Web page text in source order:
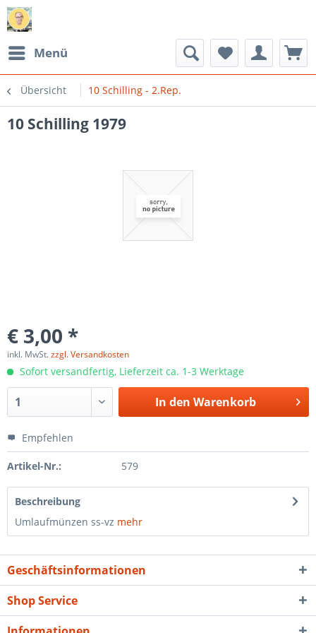
Menü
Übersicht 10 Schilling - 2.Rep.
10 Schilling 1979
€ 3,00 *
inkl. MwSt.zzgl. Versandkosten
Sofort versandfertig, Lieferzeit ca. 1-3 Werktage
In den Warenkorb
Empfehlen
Artikel-Nr.: 579
Beschreibung
Umlaufmünzen ss-vz mehr
Geschäftsinformationen
Shop Service